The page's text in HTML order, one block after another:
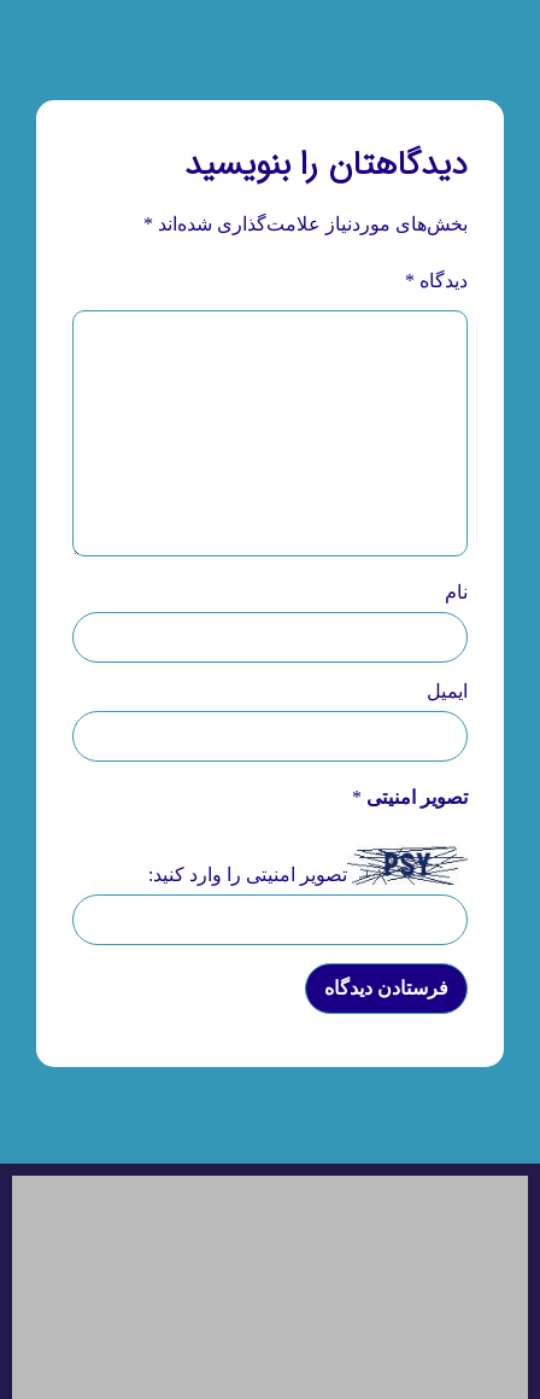
دیدگاهتان را بنویسید
بخش‌های موردنیاز علامت‌گذاری شده‌اند *
دیدگاه *
نام
ایمیل
تصویر امنیتی *
تصویر امنیتی را وارد کنید: